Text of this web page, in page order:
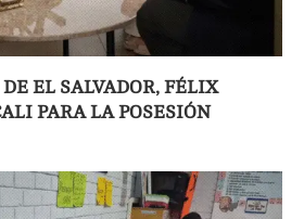
EL SALVADOR, FÉLIX
PARA LA POSESIÓN